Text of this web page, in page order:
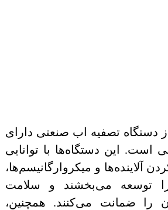
دستگاه تصفیه اب صنعتی دارای
است. این دستگاه‌ها با توانایی
آلاینده‌ها و میکروارگانیسم‌ها،
توسعه می‌بخشند و سلامت
را ضمانت می‌کنند. همچنین،